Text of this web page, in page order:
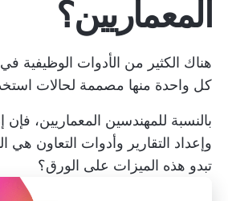
المعماريين؟
هناك الكثير من الأدوات الوظيفية
كل واحدة منها مصممة لحالات
بالنسبة للمهندسين المعماريين، فإن
وإعداد التقارير وأدوات التعاون
تبدو هذه الميزات على الورق؟